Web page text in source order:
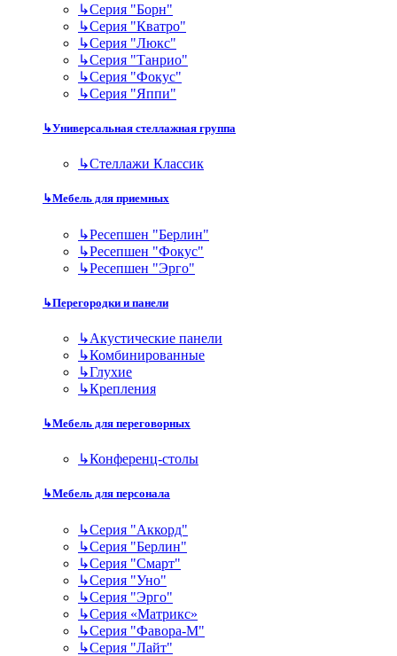
↳Серия "Борн"
↳Серия "Кватро"
↳Серия "Люкс"
↳Серия "Танрио"
↳Серия "Фокус"
↳Серия "Яппи"
↳Универсальная стеллажная группа
↳Стеллажи Классик
↳Мебель для приемных
↳Ресепшен "Берлин"
↳Ресепшен "Фокус"
↳Ресепшен "Эрго"
↳Перегородки и панели
↳Акустические панели
↳Комбинированные
↳Глухие
↳Крепления
↳Мебель для переговорных
↳Конференц-столы
↳Мебель для персонала
↳Серия "Аккорд"
↳Серия "Берлин"
↳Серия "Смарт"
↳Серия "Уно"
↳Серия "Эрго"
↳Серия «Матрикс»
↳Серия "Фавора-М"
↳Серия "Лайт"